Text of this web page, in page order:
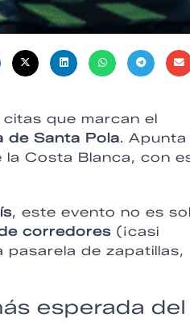
que marcan el
de Santa Pola. Apunta
Costa Blanca, con
, este evento no es
corredores (¡casi
de zapatillas,
esperada del